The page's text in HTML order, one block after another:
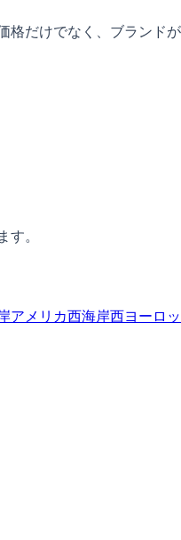
格だけでなく、ブランドが
す。
アメリカ西海岸西ヨーロッ